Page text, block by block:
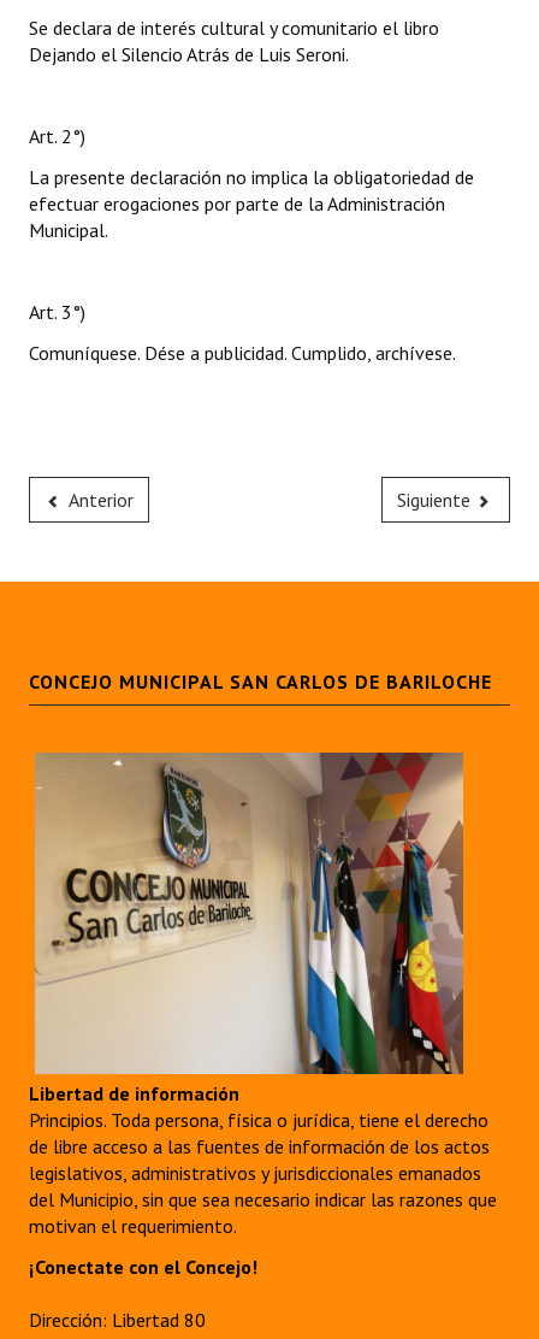
Se declara de interés cultural y comunitario el libro
Dejando el Silencio Atrás de Luis Seroni.
Art. 2°)
La presente declaración no implica la obligatoriedad de
efectuar erogaciones por parte de la Administración
Municipal.
Art. 3°)
Comuníquese. Dése a publicidad. Cumplido, archívese.
Anterior Siguiente
CONCEJO MUNICIPAL SAN CARLOS DE BARILOCHE
Libertad de información
Principios. Toda persona, física o jurídica, tiene el derecho
de libre acceso a las fuentes de información de los actos
legislativos, administrativos y jurisdiccionales emanados
del Municipio, sin que sea necesario indicar las razones que
motivan el requerimiento.
¡Conectate con el Concejo!
Dirección: Libertad 80